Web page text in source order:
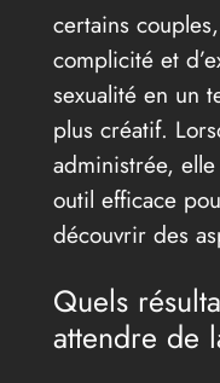
certains
complicité et
sexualité en un
plus créatif.
administrée,
outil efficace
découvrir des
Quels
attendre de